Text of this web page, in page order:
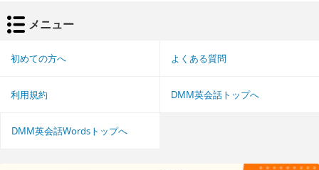
メニュー
初めての方へ よくある質問
利用規約 DMM英会話トップへ
DMM英会話Wordsトップへ